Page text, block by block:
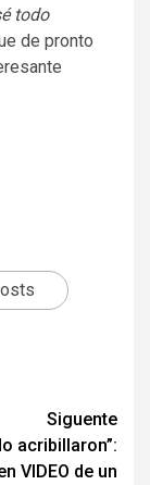
todo
de pronto
Siguente
acribillaron”:
VIDEO de un